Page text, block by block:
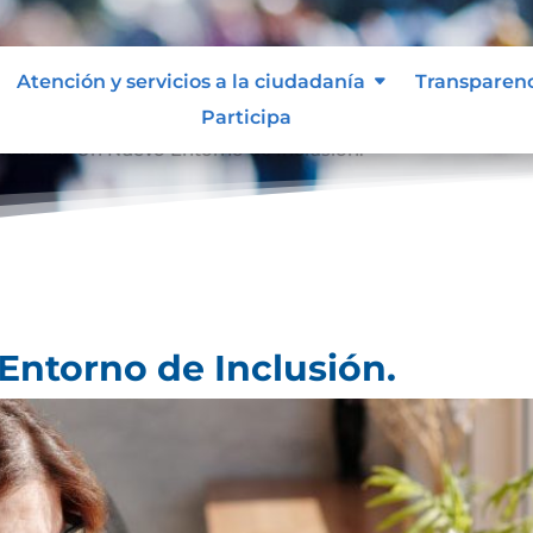
Atención y servicios a la ciudadanía
Participa
de Inclusión.